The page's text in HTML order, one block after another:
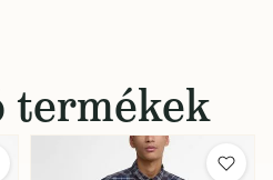
termékek